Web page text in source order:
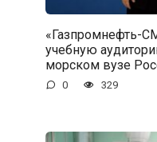
«Газпромнефть-
учебную
морском вузе
0 329